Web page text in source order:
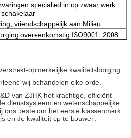
specialied in op zwaar werk
vriendschappelijk aan Milieu.
overeenkomstig ISO9001: 2008
opmerkelijke kwaliteitsborging.
wij behandelen elke orde.
van ZJHK het krachtige, efficiënt
dienstsysteem en wetenschappelijke
ons beste om het eerste klassenmerk
en de kwaliteit op te bouwen.